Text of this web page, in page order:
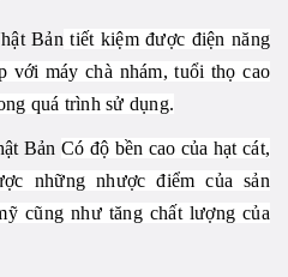
Bản tiết kiệm được điện năng
với máy chà nhám, tuổi thọcao
quá trình sử dụng.
Bản Có độ bền cao của hạt cát,
những nhược điểm của sản
cũng như tăng chất lượng của